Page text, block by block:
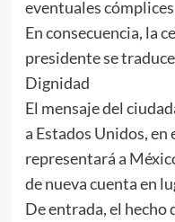
eventuales
En consecuencia, la
presidente se
Dignidad
El mensaje del
a Estados Unidos, en
representará a
de nueva cuenta en
De entrada, el hecho